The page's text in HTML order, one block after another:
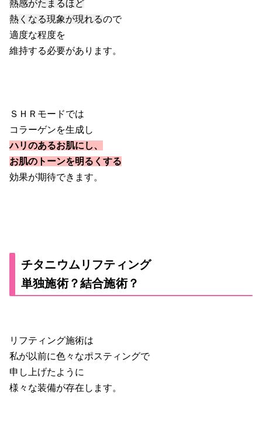
熱感がたまるほど
熱くなる現象が現れるので
適度な程度を
維持する必要があります。
ＳＨＲモードでは
コラーゲンを生成し
ハリのあるお肌にし、
お肌のトーンを明るくする
効果が期待できます。
チタニウムリフティング
単独施術？結合施術？
リフティング施術は
私が以前に色々なポスティングで
申し上げたように
様々な装備が存在します。